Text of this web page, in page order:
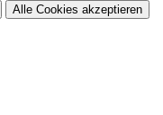
Alle Cookies akzeptieren